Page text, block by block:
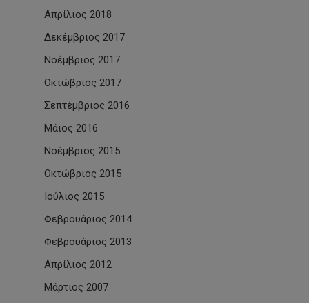
Απρίλιος 2018
Δεκέμβριος 2017
Νοέμβριος 2017
Οκτώβριος 2017
Σεπτέμβριος 2016
Μάιος 2016
Νοέμβριος 2015
Οκτώβριος 2015
Ιούλιος 2015
Φεβρουάριος 2014
Φεβρουάριος 2013
Απρίλιος 2012
Μάρτιος 2007